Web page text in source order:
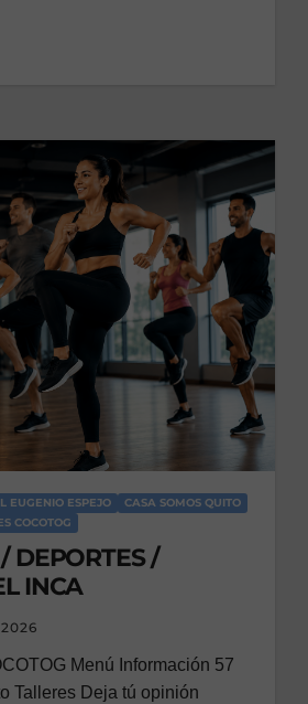
EUGENIO ESPEJO
CASA SOMOS QUITO
COCOTOG
DEPORTES /
INCA
Menú Información 57
Talleres Deja tú opinión